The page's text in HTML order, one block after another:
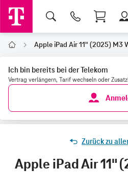
Home Apple iPad Air 11" (2025) M3
Ich bin bereits bei der Telekom
Vertrag verlängern, Tarif wechseln oder
Zurück zu
Apple iPad Air 11"